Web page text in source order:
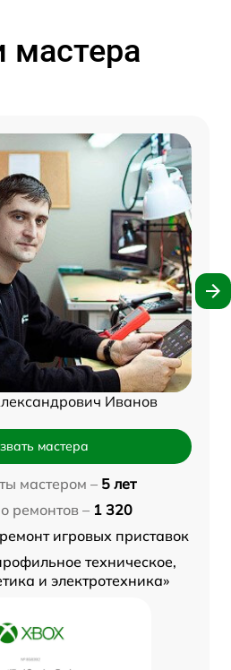
Иванов
мастера
мастером – 5 лет
ремонтов – 1 320
ремонт игровых приставок
техническое,
и электротехника»